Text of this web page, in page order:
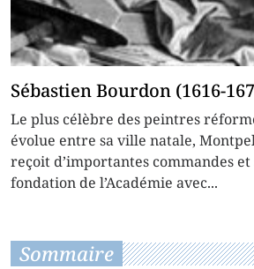
Sébastien Bourdon (1616-
Le plus célèbre des peintres
évolue entre sa ville natale,
reçoit d’importantes commandes et
fondation de l’Académie avec...
Sommaire